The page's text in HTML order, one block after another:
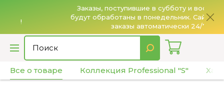
Заказы, поступившие в субботу и воскресенье,
будут обработаны в понедельник. Сайт принимает
заказы автоматически 24/7.
Все о товаре Коллекция Professional "S"